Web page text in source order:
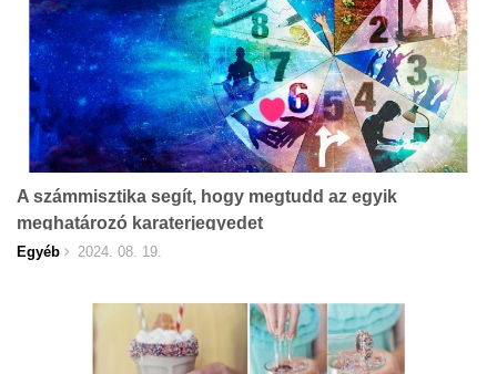
A számmisztika segít, hogy megtudd az egyik
meghatározó karaterjegyedet
Egyéb 2024. 08. 19.